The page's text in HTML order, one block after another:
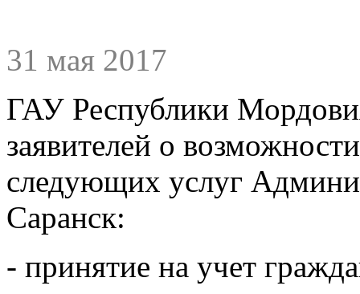
31 мая 2017
ГАУ Республики
заявителей о
следующих услуг
Саранск:
- принятие на учет